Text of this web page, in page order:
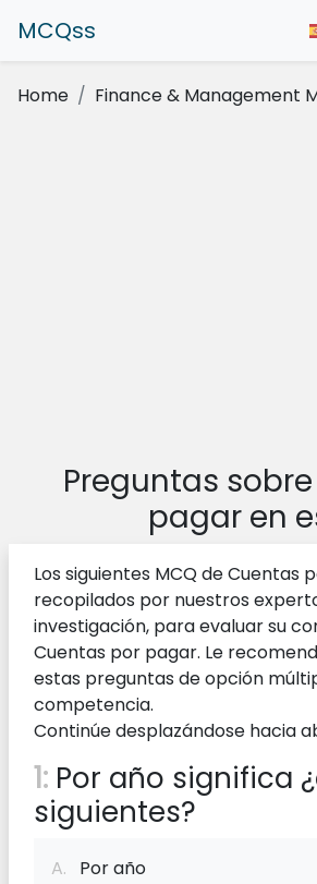
MCQss
Home Finance & Management
Preguntas
pagar en
Los siguientes MCQ de Cuentas
recopilados por nuestros
investigación, para evaluar su
Cuentas por pagar. Le
estas preguntas de opción
competencia.
Continúe desplazándose hacia
1: Por año significa
siguientes?
A. Por año